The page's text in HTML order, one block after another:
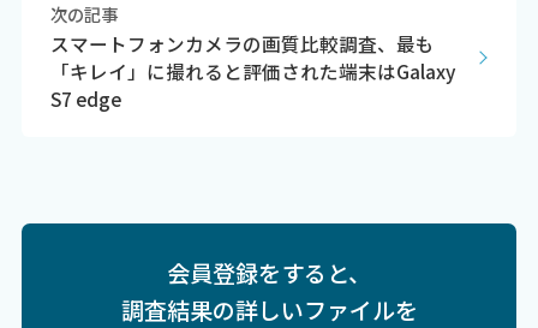
次の記事
スマートフォンカメラの画質比較調査、最も
「キレイ」に撮れると評価された端末はGalaxy
S7 edge
会員登録をすると、
調査結果の詳しいファイルを